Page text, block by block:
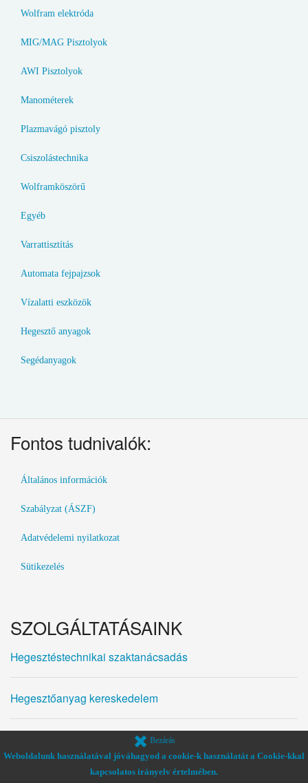
Wolfram elektróda
MIG/MAG Pisztolyok
AWI Pisztolyok
Manométerek
Plazmavágó pisztoly
Csiszolástechnika
Wolframköszörű
Egyéb
Varrattisztítás
Automata fejpajzsok
Vízalatti eszközök
Hegesztő anyagok
Segédanyagok
Fontos tudnivalók:
Általános információk
Szabályzat (ÁSZF)
Adatvédelemi nyilatkozat
Sütikezelés
SZOLGÁLTATÁSAINK
Hegesztéstechnikai szaktanácsadás
Hegesztőanyag kereskedelem
Hegesztőgép javítás, felújítás, karbantartás
Bezárás
Weboldalunk használatával jóváhagyod a cookie-k használatát a Cookie-kkal
kapcsolatos irányelv értelmében.